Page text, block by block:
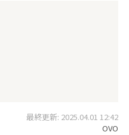
最終更新: 2025.04.01 12:42
OVO